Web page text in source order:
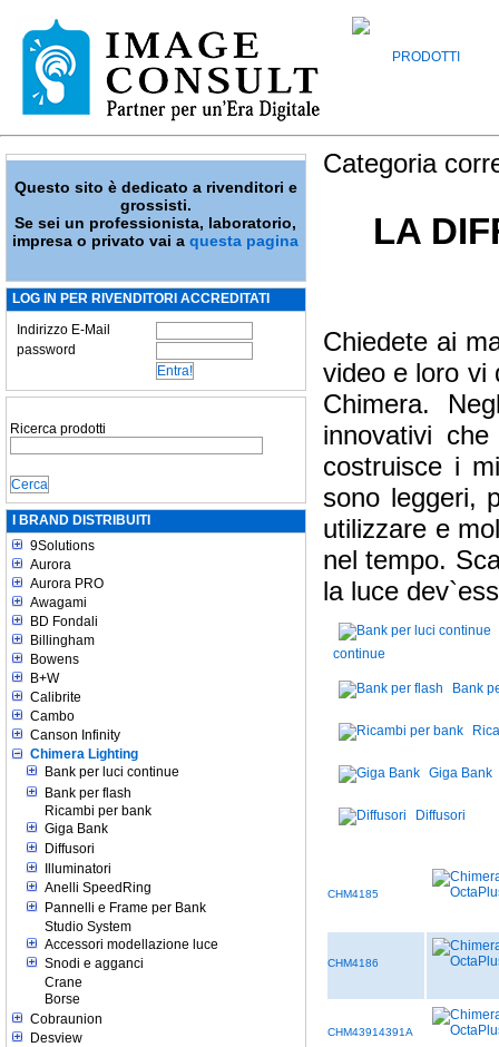
PRODOTTI
Questo sito è dedicato a rivenditori e
grossisti.
Se sei un professionista, laboratorio,
impresa o privato vai aquesta pagina
LOG IN PER RIVENDITORI ACCREDITATI
Indirizzo E-Mail
password
Ricerca prodotti
I BRAND DISTRIBUITI
9Solutions
Aurora
Aurora PRO
Awagami
BD Fondali
Billingham
Bowens
B+W
Calibrite
Cambo
Canson Infinity
Chimera Lighting
Bank per luci continue
Bank per flash
Ricambi per bank
Giga Bank
Diffusori
Illuminatori
Anelli SpeedRing
Pannelli e Frame per Bank
Studio System
Accessori modellazione luce
Snodi e agganci
Crane
Borse
Cobraunion
Desview
Categoria
LA
Chiedete ai
video e loro vi
Chimera.
innovativi
costruisce i
sono leggeri,
utilizzare e
nel tempo.
la luce
continue
Bank
Giga Bank
Diffusori
CHM4185
CHM4186
CHM43914391A